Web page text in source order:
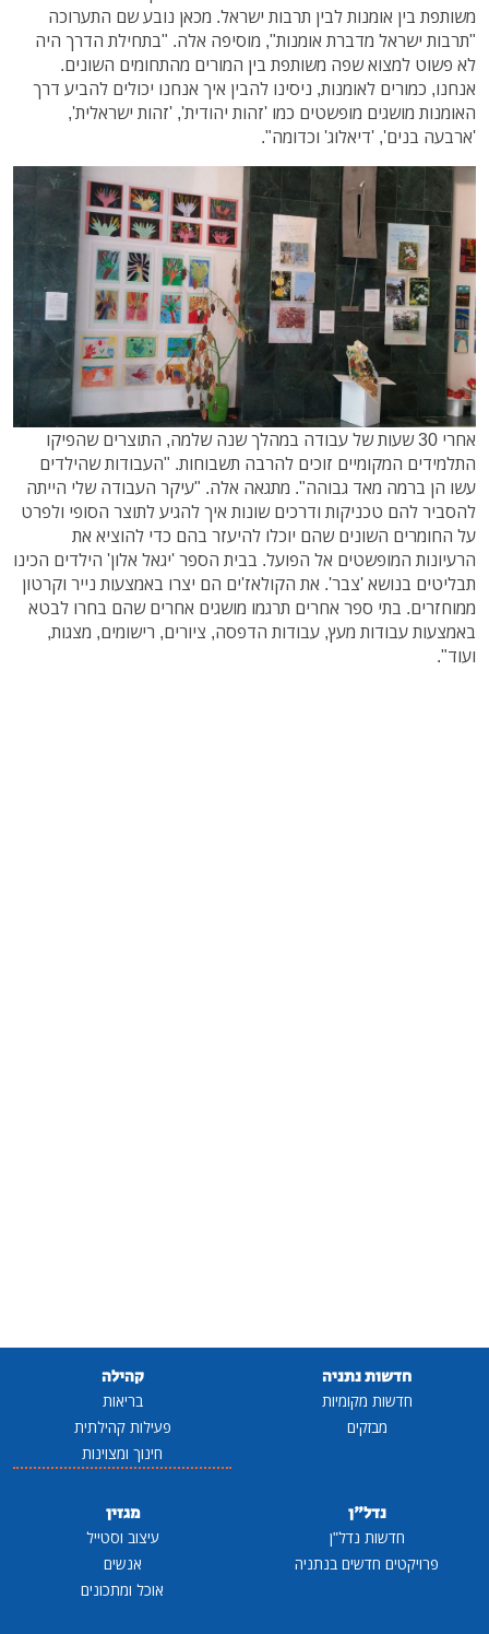
משותפת בין אומנות לבין תרבות ישראל. מכאן נובע שם התערוכה
"תרבות ישראל מדברת אומנות", מוסיפה אלה. "בתחילת הדרך היה
לא פשוט למצוא שפה משותפת בין המורים מהתחומים השונים.
אנחנו, כמורים לאומנות, ניסינו להבין איך אנחנו יכולים להביע דרך
האומנות מושגים מופשטים כמו 'זהות יהודית', 'זהות ישראלית',
'ארבעה בנים', 'דיאלוג' וכדומה".
אחרי 30 שעות של עבודה במהלך שנה שלמה, התוצרים שהפיקו
התלמידים המקומיים זוכים להרבה תשבוחות. "העבודות שהילדים
עשו הן ברמה מאד גבוהה". מתגאה אלה. "עיקר העבודה שלי הייתה
להסביר להם טכניקות ודרכים שונות איך להגיע לתוצר הסופי ולפרט
על החומרים השונים שהם יוכלו להיעזר בהם כדי להוציא את
הרעיונות המופשטים אל הפועל. בבית הספר 'יגאל אלון' הילדים הכינו
תבליטים בנושא 'צבר'. את הקולאז'ים הם יצרו באמצעות נייר וקרטון
ממוחזרים. בתי ספר אחרים תרגמו מושגים אחרים שהם בחרו לבטא
באמצעות עבודות מעץ, עבודות הדפסה, ציורים, רישומים, מצגות,
ועוד".
חדשות נתניה
חדשות מקומיות
מבזקים
קהילה
בריאות
פעילות קהילתית
חינוך ומצוינות
נדל"ן
חדשות נדל"ן
פרויקטים חדשים בנתניה
מגזין
עיצוב וסטייל
אנשים
אוכל ומתכונים